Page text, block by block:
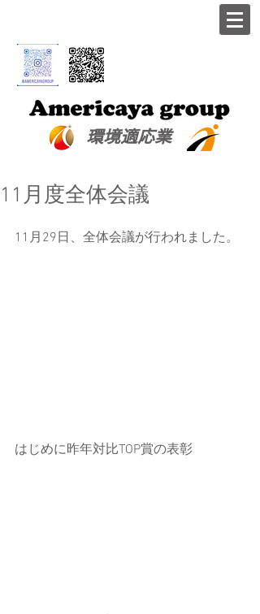
​環境適応業
11月度全体会議
11月29日、全体会議が行われました。
はじめに昨年対比TOP賞の表彰